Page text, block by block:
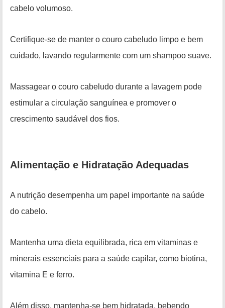
cabelo volumoso.
Certifique-se de manter o couro cabeludo limpo e bem
cuidado, lavando regularmente com um shampoo suave.
Massagear o couro cabeludo durante a lavagem pode
estimular a circulação sanguínea e promover o
crescimento saudável dos fios.
Alimentação e Hidratação Adequadas
A nutrição desempenha um papel importante na saúde
do cabelo.
Mantenha uma dieta equilibrada, rica em vitaminas e
minerais essenciais para a saúde capilar, como biotina,
vitamina E e ferro.
Além disso, mantenha-se bem hidratada, bebendo